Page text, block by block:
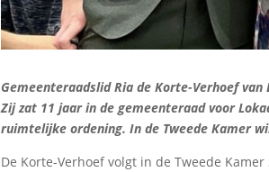
Gemeenteraadslid Ria de Korte-Verhoef van
Zij zat 11 jaar in de gemeenteraad voor
ruimtelijke ordening. In de Tweede Kamer
De Korte-Verhoef volgt in de Tweede